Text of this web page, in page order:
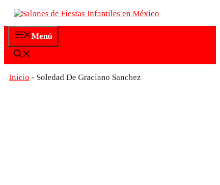
Saltar
contenido
Menú
Inicio - Soledad De Graciano Sanchez